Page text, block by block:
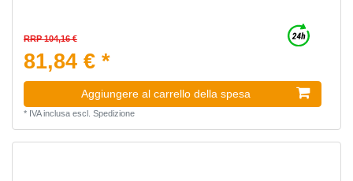
RRP 104,16 €
81,84 € *
Aggiungere al carrello della spesa
* IVA inclusaescl. Spedizione